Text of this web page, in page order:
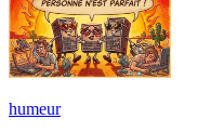
humeur